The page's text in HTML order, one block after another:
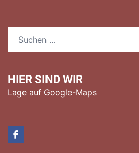
HIER SIND WIR
Lage auf Google-Maps